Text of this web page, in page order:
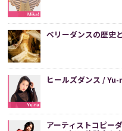
ベリーダンスの歴史
ヒールズダンス / Yu-
アーティストコピー